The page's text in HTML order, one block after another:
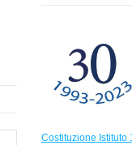
Costituzione Istituto